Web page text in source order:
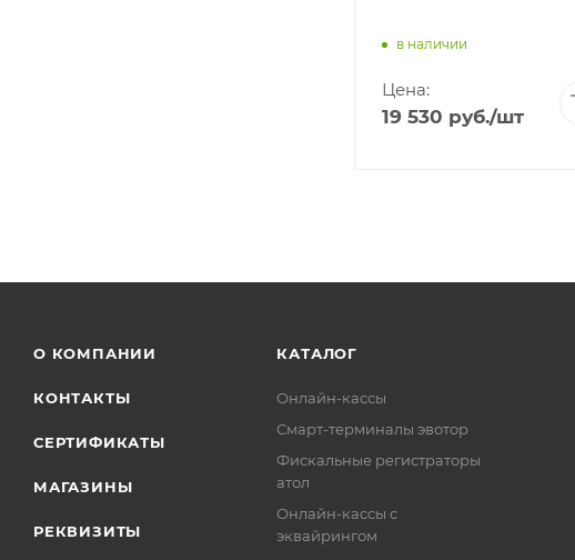
в наличии
Цена:
19 530 руб./шт
О КОМПАНИИ
КОНТАКТЫ
СЕРТИФИКАТЫ
МАГАЗИНЫ
РЕКВИЗИТЫ
КАТАЛОГ
Онлайн-кассы
Смарт-терминалы эвотор
Фискальные регистраторы
атол
Онлайн-кассы с
эквайрингом